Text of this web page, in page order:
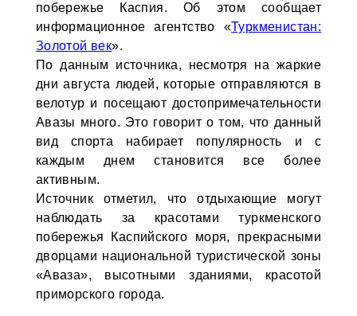
побережье Каспия. Об этом сообщает
информационное агентство «Туркменистан:
Золотой век».
По данным источника, несмотря на жаркие
дни августа людей, которые отправляются в
велотур и посещают достопримечательности
Авазы много. Это говорит о том, что данный
вид спорта набирает популярность и с
каждым днем становится все более
активным.
Источник отметил, что отдыхающие могут
наблюдать за красотами туркменского
побережья Каспийского моря, прекрасными
дворцами национальной туристической зоны
«Аваза», высотными зданиями, красотой
приморского города.